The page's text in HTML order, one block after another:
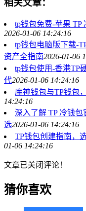
相关文章：
tp钱包免费-苹果 TP
2026-01-06 14:24:16
tp钱包电脑版下载-
资产全指南2026-01-06
tp钱包使用-香港TP
代2026-01-06 14:24:16
库神钱包与TP钱包
14:24:16
深入了解 TP 冷钱
选2026-01-06 14:24:16
TP钱包创建指南，
01-06 14:24:16
文章已关闭评论！
猜你喜欢